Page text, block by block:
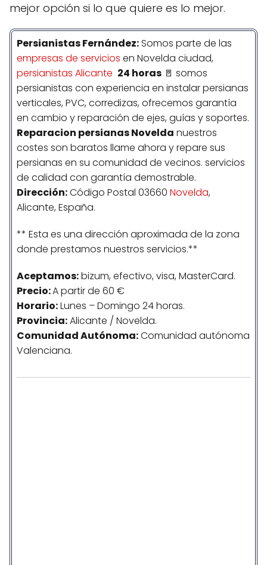
mejor opción si lo que quiere es lo mejor.
PersianistasFernández:Somos parte de las
empresas de servicios en Novelda ciudad,
persianistas Alicante 24 horas 🚪 somos
persianistas con experiencia en instalar persianas
verticales, PVC, corredizas, ofrecemos garantía
en cambio y reparación de ejes, guías y soportes.
Reparacion persianas Novelda nuestros
costes son baratos llame ahora y repare sus
persianas en su comunidad de vecinos. servicios
de calidad con garantía demostrable.
Dirección:Código Postal 03660 Novelda,
Alicante, España.
** Esta es una dirección aproximada de la zona
donde prestamos nuestros servicios.**
Aceptamos:bizum, efectivo, visa, MasterCard.
Precio:A partir de 60 €
Horario:Lunes – Domingo 24 horas.
Provincia:Alicante / Novelda.
ComunidadAutónoma:Comunidad autónoma
Valenciana.